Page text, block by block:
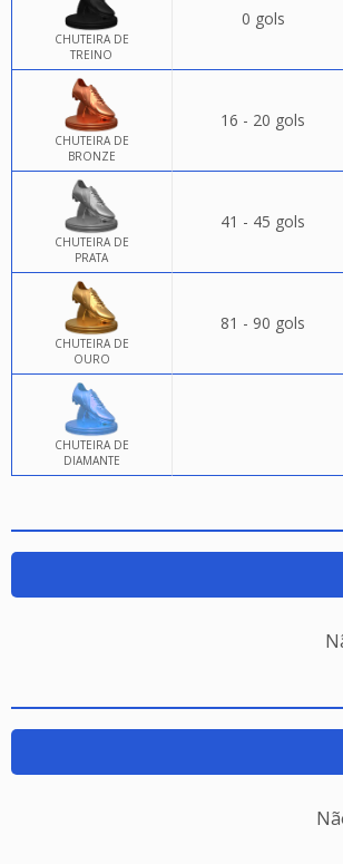
CHUTEIRA DE
TREINO
0 gols
CHUTEIRA DE
BRONZE
16 - 20 gols
CHUTEIRA DE
PRATA
41 - 45 gols
CHUTEIRA DE
OURO
81 - 90 gols
CHUTEIRA DE
DIAMANTE